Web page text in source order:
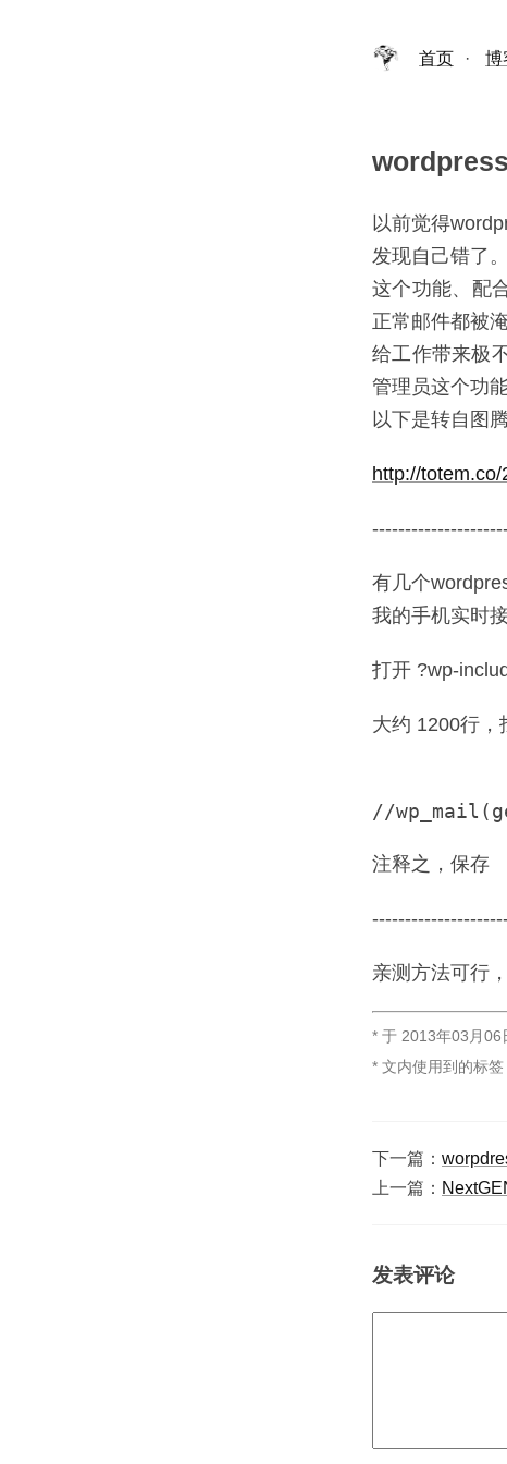
首页 · 博
以前觉得
发现自己错了。
这个功能、配
正常邮件都被
给工作带来极
管理员这个功
以下是转自图
http://totem.co/
有几个
我的手机实时
打开 ?wp-
大约 1200行，
注释之，保存
亲测方法可行
* 于 2013年03月06
* 文内使用到的标签
下一篇：
上一篇：
发表评论